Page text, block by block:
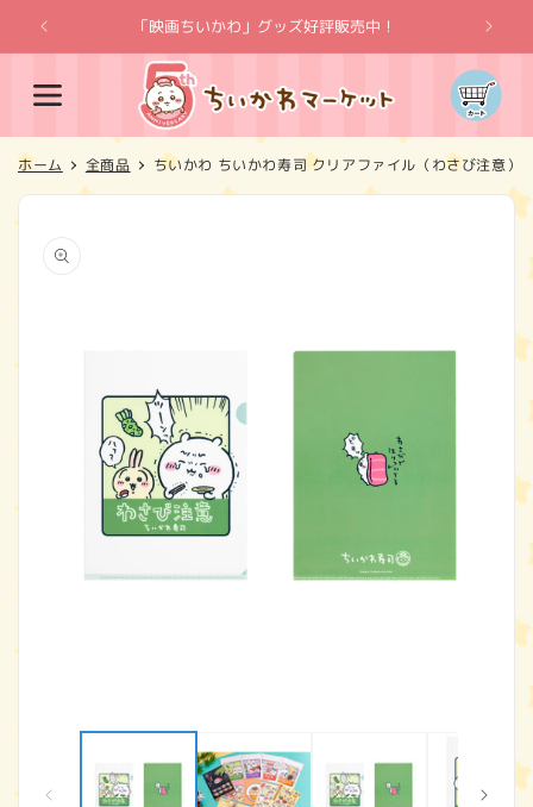
ンツに
進む
「映画ちいかわ」グッズ好評販売中！
カ
ー
ト
ホーム 全商品 ちいかわ ちいかわ寿司 クリアファイル（わさび注意）
報にス
キップ